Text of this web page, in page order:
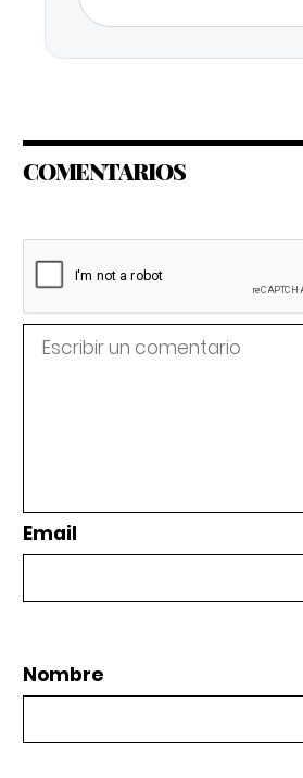
COMENTARIOS
Email
Nombre